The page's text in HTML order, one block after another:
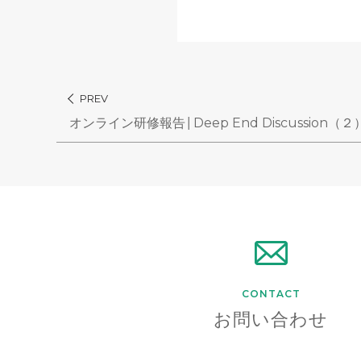
PREV
オンライン研修報告│Deep End Discussion（２
CONTACT
お問い合わせ